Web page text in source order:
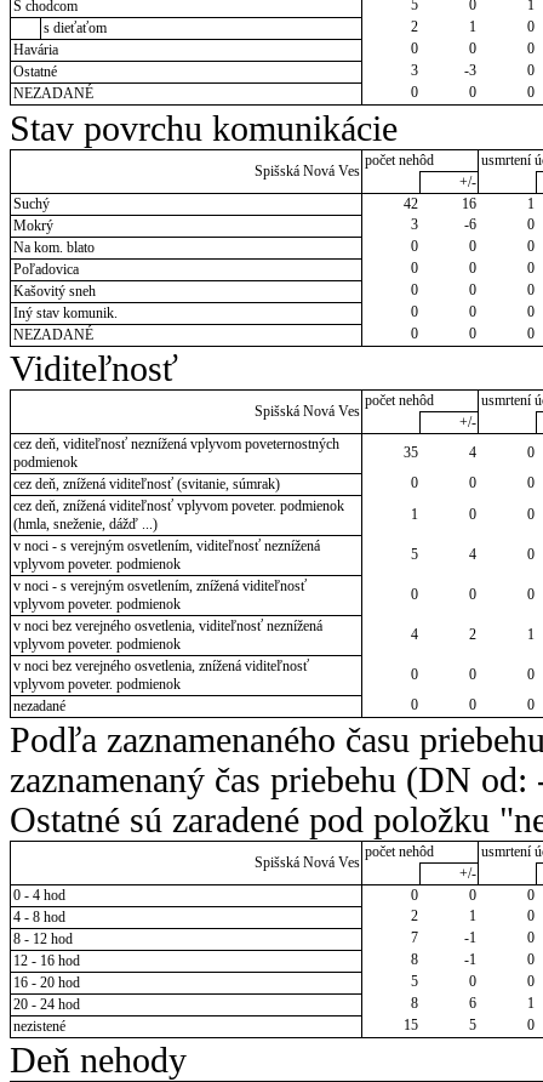
S chodcom 5 0
1
s dieťaťom
2 1
0
Havária
0 0
0
Ostatné
3 -3
0
NEZADANÉ
0 0 0
Stav povrchu komunikácie
Spišská Nová Ves
počet nehôd
usmrtení
+/-
Suchý
42 16
1
Mokrý
3 -6
0
Na kom. blato
0 0
0
Poľadovica
0 0
0
Kašovitý sneh
0 0
0
Iný stav komunik.
0 0
0
NEZADANÉ
0 0 0
Viditeľnosť
Spišská Nová Ves
počet nehôd
usmrtení
+/-
cez deň, viditeľnosť neznížená vplyvom poveternostných
podmienok
35 4
0
cez deň, znížená viditeľnosť (svitanie, súmrak)
0 0
0
cez deň, znížená viditeľnosť vplyvom poveter. podmienok
(hmla, sneženie, dážď ...)
1 0
0
v noci - s verejným osvetlením, viditeľnosť neznížená
vplyvom poveter. podmienok
5 4
0
v noci - s verejným osvetlením, znížená viditeľnosť
vplyvom poveter. podmienok
0 0
0
v noci bez verejného osvetlenia, viditeľnosť neznížená
vplyvom poveter. podmienok
4 2
1
v noci bez verejného osvetlenia, znížená viditeľnosť
vplyvom poveter. podmienok
0 0
0
nezadané
0 0 0
Podľa zaznamenaného času
zaznamenaný čas priebehu (DN
Ostatné sú zaradené pod položku
Spišská Nová Ves
počet nehôd
usmrtení
+/-
0 - 4 hod
0 0
0
4 - 8 hod
2 1
0
8 - 12 hod
7 -1
0
12 - 16 hod
8 -1
0
16 - 20 hod
5 0
0
20 - 24 hod
8 6
1
nezistené
15 5 0
Deň nehody